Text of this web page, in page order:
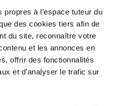
à l’espace tuteur du
des cookies tiers afin de
du site, reconnaître votre
et les annonces en
offrir des fonctionnalités
et d'analyser le trafic sur
et il occasionne des
Son manque de savoir-
travail peu sûr et délicat. Il
être avec lui
tâches.